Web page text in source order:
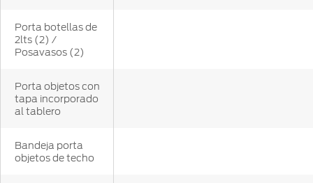
Porta botellas de
2lts (2) /
Posavasos (2)
Porta objetos con
tapa incorporado
al tablero
Bandeja porta
objetos de techo